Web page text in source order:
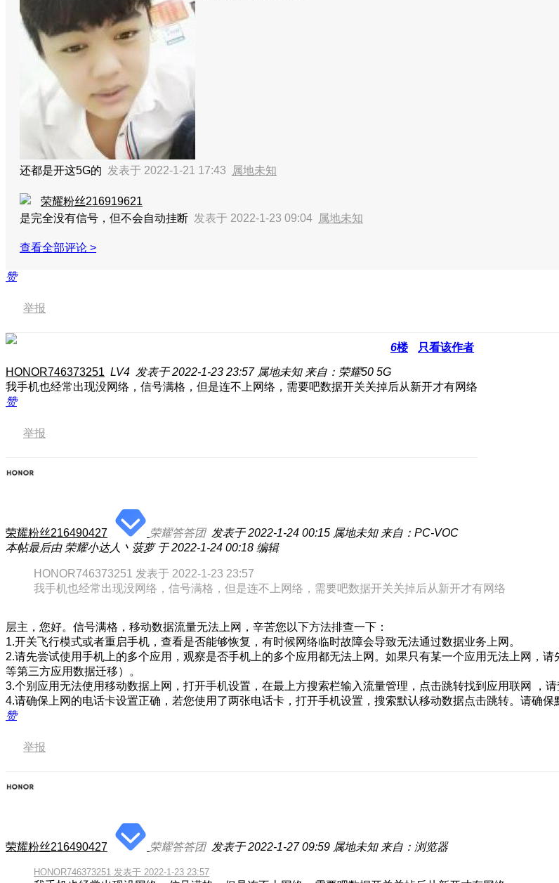
还都是开这5G的 发表于 2022-1-21 17:43 属地未知
荣耀粉丝216919621
是完全没有信号，但不会自动挂断 发表于 2022-1-23 09:04 属地未知
查看全部评论 >
赞
举报
6楼 只看该作者
HONOR746373251 LV4 发表于 2022-1-23 23:57 属地未知 来自：荣耀50 5G
我手机也经常出现没网络，信号满格，但是连不上网络，需要吧数据开关关掉后从新开才有网络
赞
举报
荣耀粉丝216490427 荣耀答答团 发表于 2022-1-24 00:15 属地未知 来自：PC-VOC
本帖最后由 荣耀小达人丶菠萝 于 2022-1-24 00:18 编辑
HONOR746373251 发表于 2022-1-23 23:57
我手机也经常出现没网络，信号满格，但是连不上网络，需要吧数据开关关掉后从新开才有网络
层主，您好。信号满格，移动数据流量无法上网，辛苦您以下方法排查一下：
1.开关飞行模式或者重启手机，查看是否能够恢复，有时候网络临时故障会导致无法通过数据业务上网。
2.请先尝试使用手机上的多个应用，观察是否手机上的多个应用都无法上网。如果只有某一个应用无法上网，
等第三方应用数据迁移）。
3.个别应用无法使用移动数据上网，打开手机设置，在最上方搜索栏输入流量管理，点击跳转找到应用联网 ，请
4.请确保上网的电话卡设置正确，若您使用了两张电话卡，打开手机设置，搜索默认移动数据点击跳转。请确保
赞
举报
荣耀粉丝216490427 荣耀答答团 发表于 2022-1-27 09:59 属地未知 来自：浏览器
HONOR746373251 发表于 2022-1-23 23:57